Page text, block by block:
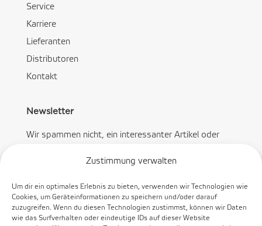
Zustimmung verwalten
Um dir ein optimales Erlebnis zu bieten, verwenden wir Technologien wie
Cookies, um Geräteinformationen zu speichern und/oder darauf
zuzugreifen. Wenn du diesen Technologien zustimmst, können wir Daten
wie das Surfverhalten oder eindeutige IDs auf dieser Website
Service
Karriere
Lieferanten
Distributoren
Kontakt
Newsletter
Wir spammen nicht, ein interessanter Artikel oder